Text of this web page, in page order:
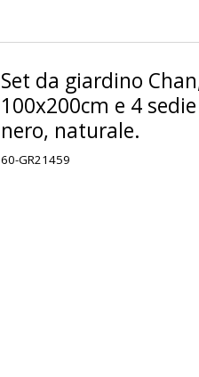
Set da giardino
100x200cm e 4
nero, naturale.
60-GR21459